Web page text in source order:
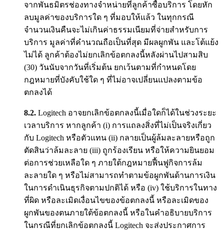
จากพันธมิตรช่องทางจำหน่ายที่ลูกค้าซื้อบริการ โดยหัก
ลบมูลค่าของบริการใด ๆ ที่มอบให้แล้ว ในทุกกรณี
จำนวนเงินคืนจะไม่เกินค่าธรรมเนียมที่จ่ายสำหรับการ
บริการ มูลค่าที่คำนวณถือเป็นที่สุด มีผลผูกพัน และโต้แย้ง
ไม่ได้ ลูกค้าต้องไม่ยกเลิกข้อตกลงนี้หลังผ่านไปสามสิบ
(30) วันนับจากวันที่เริ่มต้น ยกเว้นตามที่กำหนดโดย
กฎหมายที่บังคับใช้ใด ๆ ที่ไม่อาจเปลี่ยนแปลงตามข้อ
ตกลงได้
8.2. Logitech อาจยกเลิกข้อตกลงนี้เมื่อใดก็ได้ในช่วงระยะ
เวลาบริการ หากลูกค้า (i) การแถลงสิ่งที่ไม่เป็นจริงเกี่ยว
กับ Logitech หรือตัวแทน (ii) กลายเป็นผู้ล้มละลายหรือถูก
ตัดสินว่าล้มละลาย (iii) ถูกร้องเรียน หรือให้ความยินยอม
ต่อการช่วยเหลือใด ๆ ภายใต้กฎหมายฟื้นฟูกิจการล้ม
ละลายใด ๆ หรือไม่สามารถทำตามข้อผูกพันด้านการเงิน
ในการดำเนินธุรกิจตามปกติได้ หรือ (iv) ใช้บริการในทาง
ที่ผิด หรือละเมิดเงื่อนไขของข้อตกลงนี้ หรือละเมิดของ
ผูกพันของตนภายใต้ข้อตกลงนี้ หรือในคำอธิบายบริการ
ในกรณีที่ยกเลิกข้อตกลงนี้ Logitech จะส่งประกาศการ